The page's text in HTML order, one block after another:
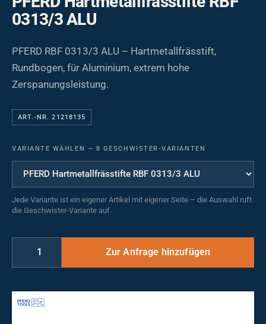
0313/3 ALU
PFERD RBF 0313/3 ALU – Hartmetallfrässtift,
Rundbogen, für Aluminium, extrem hohe
Zerspanungsleistung.
ART.-NR. 21218135
VARIANTE WÄHLEN — 8 GESCHWISTER-VARIANTEN
Jede Variante ist ein eigener Artikel mit eigener Seite – die Auswahl ruft
die Geschwister-Variante auf.